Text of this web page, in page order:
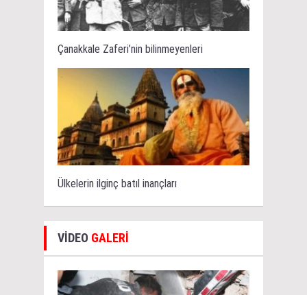
Çanakkale Zaferi’nin bilinmeyenleri
Ülkelerin ilginç batıl inançları
VİDEO GALERİ